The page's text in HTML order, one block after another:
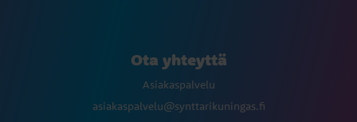
Ota yhteyttä
Asiakaspalvelu
asiakaspalvelu@synttarikuningas.fi